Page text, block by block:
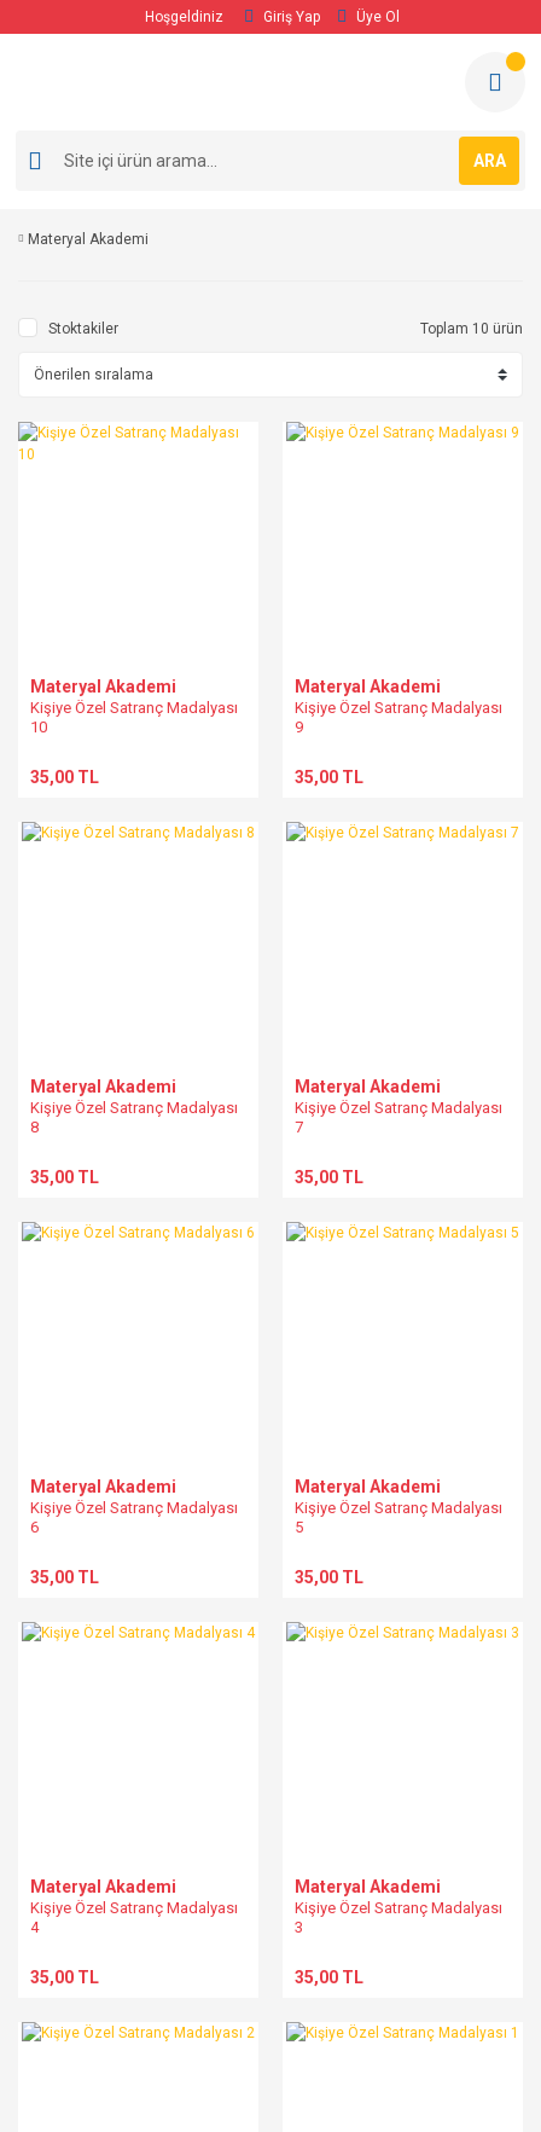
Hoşgeldiniz Giriş Yap Üye Ol
ARA
Materyal Akademi
Stoktakiler Toplam 10 ürün
Materyal Akademi
Kişiye Özel Satranç Madalyası
10
35,00 TL
Materyal Akademi
Kişiye Özel Satranç Madalyası
9
35,00 TL
Materyal Akademi
Kişiye Özel Satranç Madalyası
8
35,00 TL
Materyal Akademi
Kişiye Özel Satranç Madalyası
7
35,00 TL
Materyal Akademi
Kişiye Özel Satranç Madalyası
6
35,00 TL
Materyal Akademi
Kişiye Özel Satranç Madalyası
5
35,00 TL
Materyal Akademi
Kişiye Özel Satranç Madalyası
4
35,00 TL
Materyal Akademi
Kişiye Özel Satranç Madalyası
3
35,00 TL